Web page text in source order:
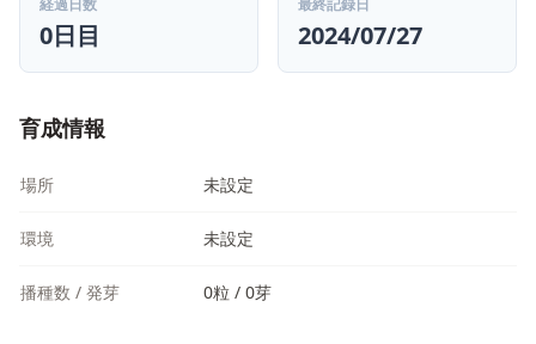
経過日数
0日目
最終記録日
2024/07/27
育成情報
場所 未設定
環境 未設定
播種数 / 発芽 0粒 / 0芽